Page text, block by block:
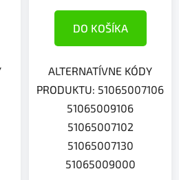
DO KOŠÍKA
ALTERNATÍVNE KÓDY
PRODUKTU: 51065007106
51065009106
51065007102
51065007130
51065009000